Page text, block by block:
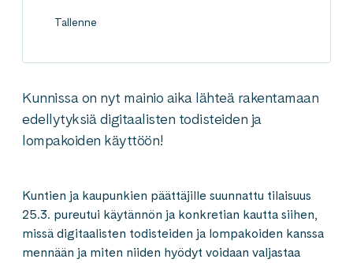
Kunnissa on nyt mainio aika lähteä rakentamaan
edellytyksiä digitaalisten todisteiden ja
lompakoiden käyttöön!
Kuntien ja kaupunkien päättäjille suunnattu tilaisuus
25.3. pureutui käytännön ja konkretian kautta siihen,
missä digitaalisten todisteiden ja lompakoiden kanssa
mennään ja miten niiden hyödyt voidaan valjastaa
Tallenne